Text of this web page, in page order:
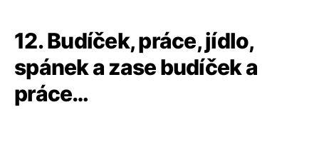
12. Budíček, práce, jídlo,
spánek a zase budíček a
práce…